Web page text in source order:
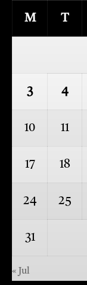
M T
3 4
10 11
17 18
24 25
31
« Jul